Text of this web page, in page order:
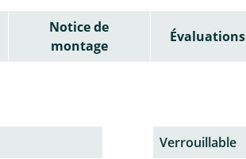
Notice de
montage
Évaluations
Verrouillable